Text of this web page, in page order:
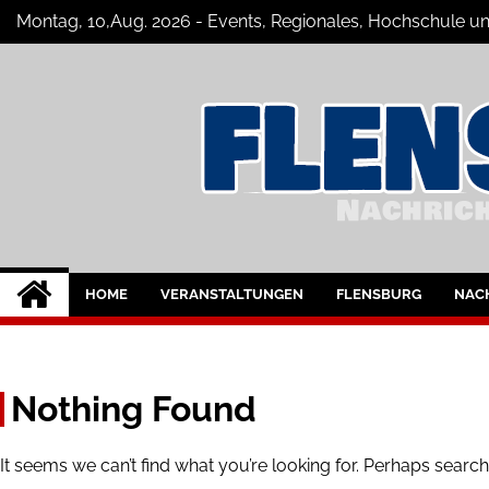
SkipMontag, 10,Aug. 2026 - Events, Regionales, Hochschule
Flensburg-Szene
Nachrichten für Flensburg und
HOME VERANSTALTUNGEN FLENSBURG
Nothing Found
It seems we can’t find what you’re looking for. Perhaps